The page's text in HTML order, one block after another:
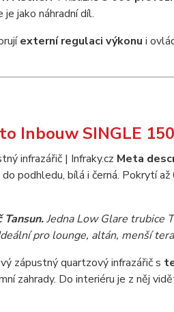
jako náhradní díl.
externí regulaci výkonu i
Inbouw SINGLE
infrazářič | Infraky.cz Meta
podhledu, bílá i černá. Pokrytí až
Jedna Low Glare trubice
pro lounge, altán, menší
zápustný quartzový infrazářič s
zahrady. Do interiéru je z něj